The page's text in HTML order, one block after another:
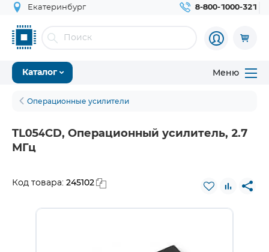
Екатеринбург 8-800-1000-321
Каталог Меню
Операционные усилители
TL054CD, Операционный усилитель, 2.7
МГц
Код товара: 245102